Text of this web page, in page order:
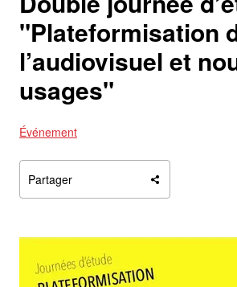
"Plateformisation
l’audiovisuel et
usages"
Événement
Partager